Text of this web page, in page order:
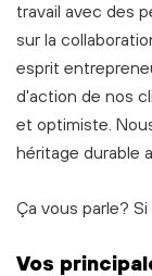
travail avec des
sur la
esprit
d'action de nos
et optimiste.
héritage durable
Ça vous parle?
Vos